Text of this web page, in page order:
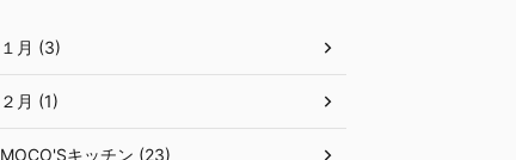
１月 (3)
２月 (1)
MOCO'Sキッチン (23)